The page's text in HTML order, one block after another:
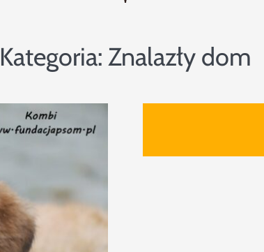
Kategoria: Znalazły dom